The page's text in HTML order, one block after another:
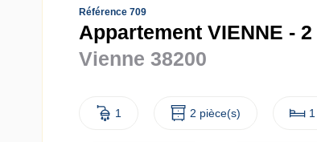
Référence 709
Appartement VIENNE -
Vienne 38200
1 2 pièce(s)